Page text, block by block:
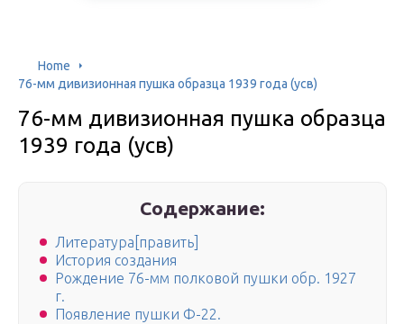
Home
76-мм дивизионная пушка образца 1939 года (усв)
76-мм дивизионная пушка образца
1939 года (усв)
Содержание:
Литература[править]
История создания
Рождение 76-мм полковой пушки обр. 1927
г.
Появление пушки Ф-22.